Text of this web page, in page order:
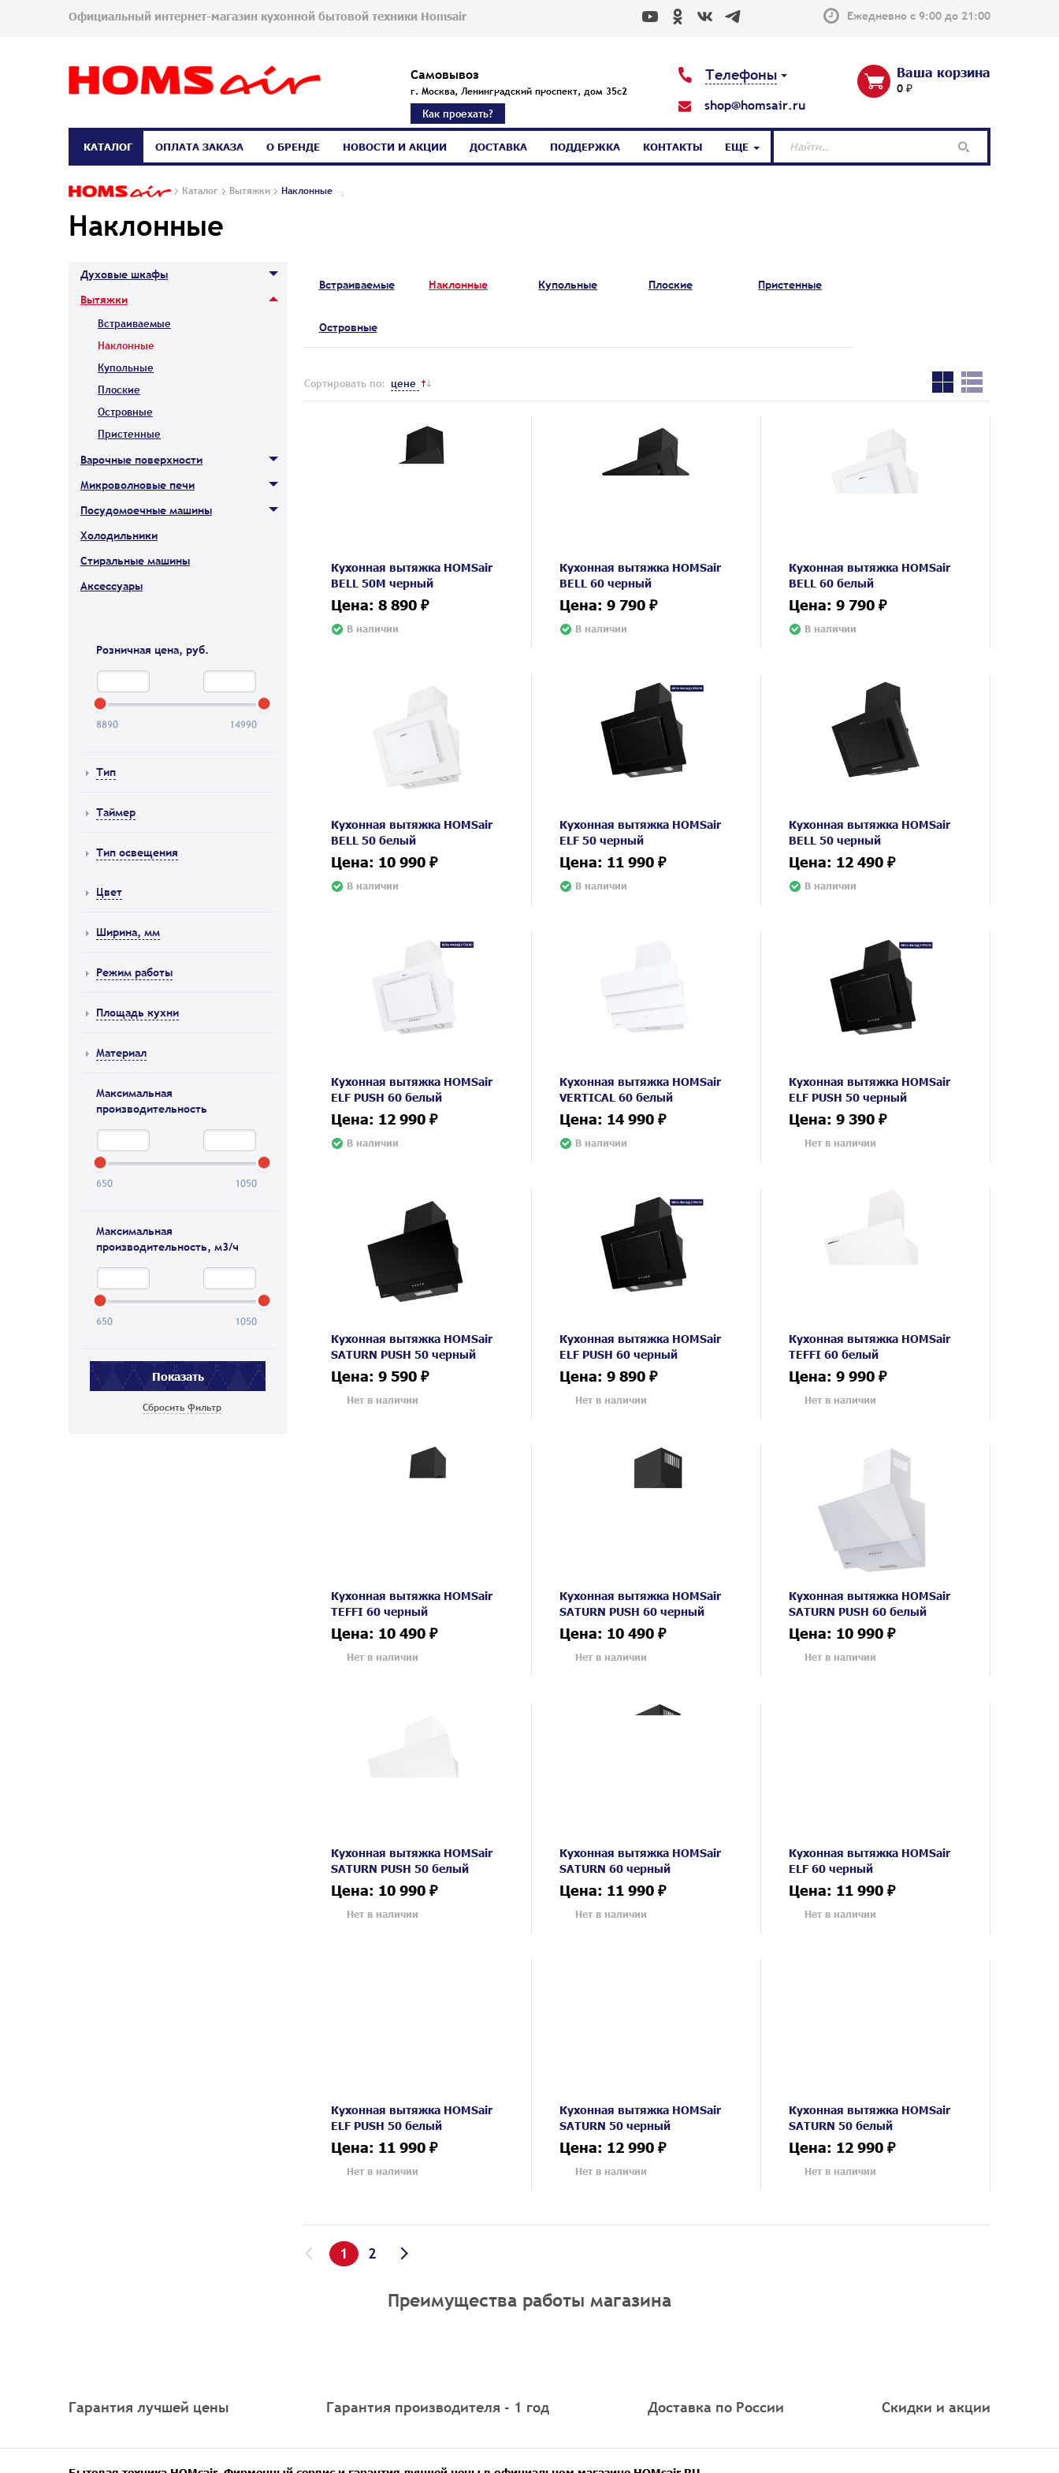
Официальный интернет-магазин кухонной бытовой техники Homsair Ежедневно с 9:00 до 21:00
Самовывоз
г. Москва, Ленинградский проспект, дом 35с2
Как проехать?
Телефоны
shop@homsair.ru
Ваша корзина
0 ₽
Каталог Вытяжки Наклонные
Наклонные
Духовые шкафы
Вытяжки
Встраиваемые
Наклонные
Купольные
Плоские
Островные
Пристенные
Варочные поверхности
Микроволновые печи
Посудомоечные машины
Холодильники
Стиральные машины
Аксессуары
Розничная цена, руб.
8890 14990
Тип
Таймер
Тип освещения
Цвет
Ширина, мм
Режим работы
Площадь кухни
Материал
Максимальная
производительность
650 1050
Максимальная
производительность, м3/ч
650 1050
Встраиваемые Наклонные Купольные Плоские Пристенные
Островные
Сортировать по: цене
Кухонная вытяжка HOMSair
BELL 50M черный
Цена: 8 890 ₽
В наличии
Кухонная вытяжка HOMSair
BELL 60 черный
Цена: 9 790 ₽
В наличии
Кухонная вытяжка HOMSair
BELL 60 белый
Цена: 9 790 ₽
В наличии
Кухонная вытяжка HOMSair
BELL 50 белый
Цена: 10 990 ₽
В наличии
Кухонная вытяжка HOMSair
ELF 50 черный
Цена: 11 990 ₽
В наличии
Кухонная вытяжка HOMSair
BELL 50 черный
Цена: 12 490 ₽
В наличии
Кухонная вытяжка HOMSair
ELF PUSH 60 белый
Цена: 12 990 ₽
В наличии
Кухонная вытяжка HOMSair
VERTICAL 60 белый
Цена: 14 990 ₽
В наличии
Кухонная вытяжка HOMSair
ELF PUSH 50 черный
Цена: 9 390 ₽
Нет в наличии
Кухонная вытяжка HOMSair
SATURN PUSH 50 черный
Цена: 9 590 ₽
Нет в наличии
Кухонная вытяжка HOMSair
ELF PUSH 60 черный
Цена: 9 890 ₽
Нет в наличии
Кухонная вытяжка HOMSair
TEFFI 60 белый
Цена: 9 990 ₽
Нет в наличии
Кухонная вытяжка HOMSair
TEFFI 60 черный
Цена: 10 490 ₽
Нет в наличии
Кухонная вытяжка HOMSair
SATURN PUSH 60 черный
Цена: 10 490 ₽
Нет в наличии
Кухонная вытяжка HOMSair
SATURN PUSH 60 белый
Цена: 10 990 ₽
Нет в наличии
Кухонная вытяжка HOMSair
SATURN PUSH 50 белый
Цена: 10 990 ₽
Нет в наличии
Кухонная вытяжка HOMSair
SATURN 60 черный
Цена: 11 990 ₽
Нет в наличии
Кухонная вытяжка HOMSair
ELF 60 черный
Цена: 11 990 ₽
Нет в наличии
Кухонная вытяжка HOMSair
ELF PUSH 50 белый
Цена: 11 990 ₽
Нет в наличии
Кухонная вытяжка HOMSair
SATURN 50 черный
Цена: 12 990 ₽
Нет в наличии
Кухонная вытяжка HOMSair
SATURN 50 белый
Цена: 12 990 ₽
Нет в наличии
1 2
Преимущества работы магазина
Гарантия лучшей цены Гарантия производителя - 1 год Доставка по России Скидки и акции
КАТАЛОГ ОПЛАТА ЗАКАЗА О БРЕНДЕ НОВОСТИ И АКЦИИ ДОСТАВКА ПОДДЕРЖКА КОНТАКТЫ ЕЩЕ